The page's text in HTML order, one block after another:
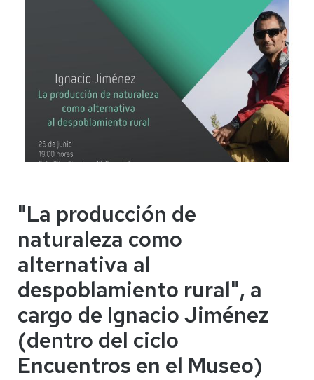
"La producción de
naturaleza como
alternativa al
despoblamiento rural", a
cargo de Ignacio Jiménez
(dentro del ciclo
Encuentros en el Museo)